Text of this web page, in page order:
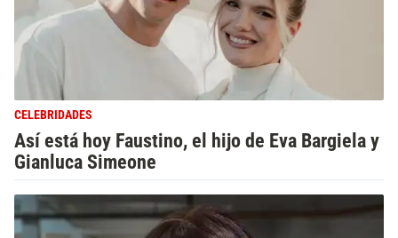
CELEBRIDADES
Así está hoy Faustino, el hijo de Eva Bargiela y
Gianluca Simeone